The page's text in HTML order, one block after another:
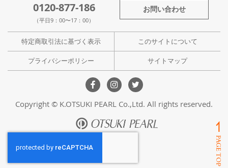
0120-877-186
（平日9：00〜17：00）
お問い合わせ
特定商取引法に基づく表示 このサイトについて
プライバシーポリシー サイトマップ
Copyright © K.OTSUKI PEARL Co.,Ltd. All rights reserved.